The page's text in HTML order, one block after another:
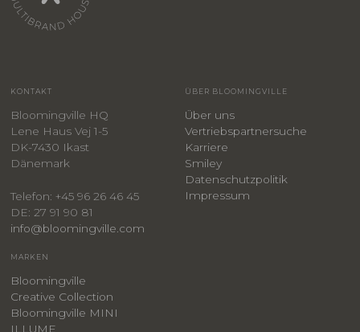
KONTAKT
Bloomingville HQ
Lene Haus Vej 1-5
DK-7430 Ikast
Dänemark
Telefon: +45 96 26 46 45
DE: 27 91 90 81
info@bloomingville.com
ÜBER BLOOMINGVILLE
Über uns
Vertriebspartnersuche
Karriere
Smiley
​Datenschutzpolitik
Impressum
MARKEN
Bloomingville
Creative Collection
Bloomingville MINI
ILLUME